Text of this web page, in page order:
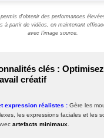
d'obtenir des performances
à partir de vidéos, en maintenant
avec l'image source.
clés :
créatif
expression réalistes : Gère les
les expressions faciales et les
artefacts minimaux